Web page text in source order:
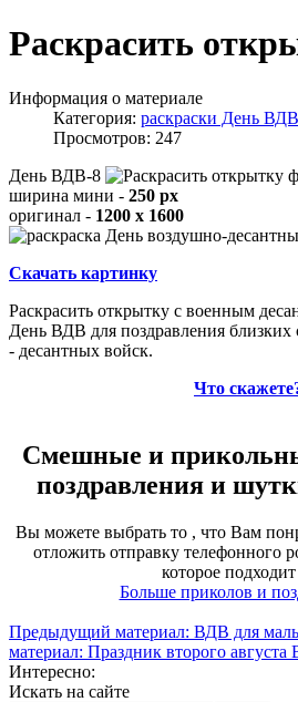
Раскрасить
Информация о материале
Категория: раскраски День ВДВ
Просмотров: 247
День ВДВ-8
ширина мини - 250 px
оригинал - 1200 x 1600
Скачать картинку
Раскрасить открытку с военным
День ВДВ для поздравления
- десантных войск.
Что
Смешные и
поздравления и
Вы можете выбрать то , что Вам
отложить отправку телефонного
которое
Больше приколов и
Предыдущий материал: ВДВ для
материал: Праздник второго августа
Интересно:
Искать на сайте